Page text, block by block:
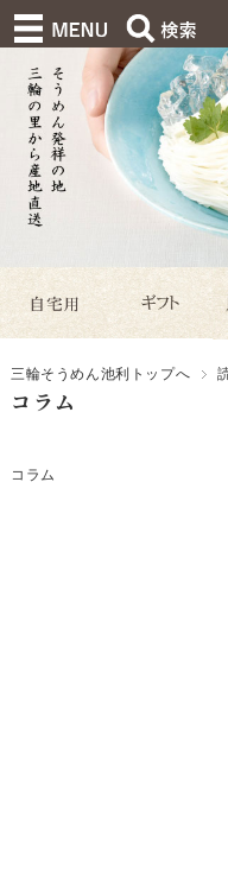
三輪そうめん池利トップへ
コラム
コラム